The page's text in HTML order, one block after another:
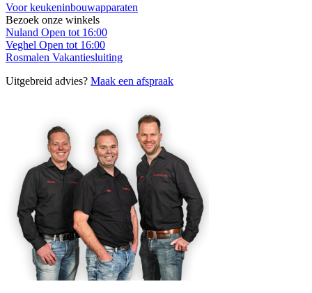
Voor keukeninbouwapparaten
Bezoek onze winkels
Nuland Open tot 16:00
Veghel Open tot 16:00
Rosmalen Vakantiesluiting
Uitgebreid advies? Maak een afspraak